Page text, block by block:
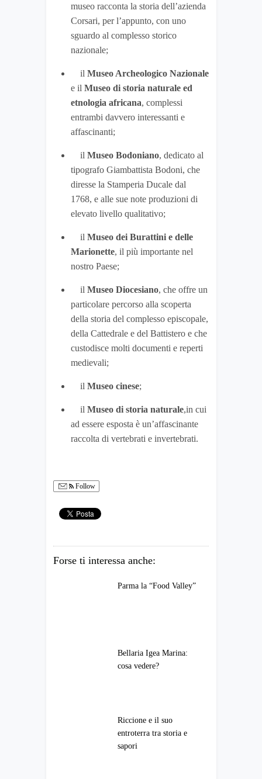
museo racconta la storia dell’azienda
Corsari, per l’appunto, con uno
sguardo al complesso storico
nazionale;
il Museo Archeologico Nazionale
e il Museo di storia naturale ed
etnologia africana, complessi
entrambi davvero interessanti e
affascinanti;
il Museo Bodoniano, dedicato al
tipografo Giambattista Bodoni, che
diresse la Stamperia Ducale dal
1768, e alle sue note produzioni di
elevato livello qualitativo;
il Museo dei Burattini e delle
Marionette, il più importante nel
nostro Paese;
il Museo Diocesiano, che offre un
particolare percorso alla scoperta
della storia del complesso episcopale,
della Cattedrale e del Battistero e che
custodisce molti documenti e reperti
medievali;
il Museo cinese;
il Museo di storia naturale,in cui
ad essere esposta è un’affascinante
raccolta di vertebrati e invertebrati.
Follow
Forse ti interessa anche:
Parma la “Food Valley”
Bellaria Igea Marina:
cosa vedere?
Riccione e il suo
entroterra tra storia e
sapori